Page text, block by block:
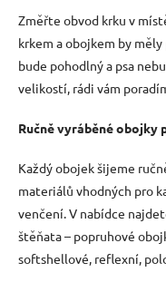
Změřte obvod krku v
krkem a obojkem by
bude pohodlný a psa
velikostí, rádi vám
Ručně vyráběné obojky
Každý obojek šijeme
materiálů vhodných pro
venčení. V nabídce
štěňata – popruhové
softshellové, reflexní,